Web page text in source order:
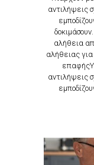
αντιλήψεις
αλήθεια
αλήθειας
αντιλήψεις